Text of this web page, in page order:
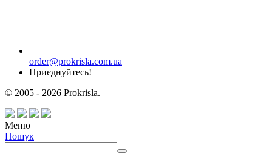
order@prokrisla.com.ua
Приєднуйтесь!
© 2005 - 2026 Prokrisla.
Меню
Пошук